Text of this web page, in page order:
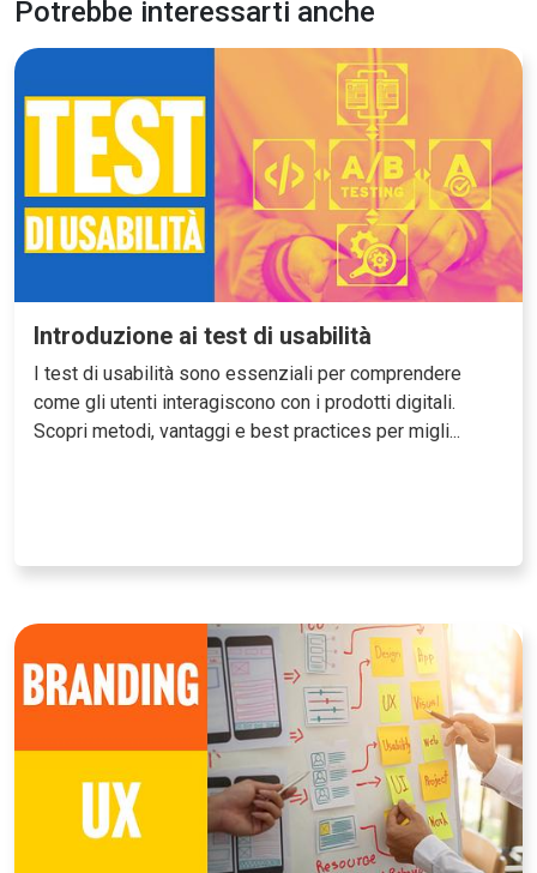
Potrebbe interessarti anche
Introduzione ai test di usabilità
I test di usabilità sono essenziali per comprendere
come gli utenti interagiscono con i prodotti digitali.
Scopri metodi, vantaggi e best practices per migli...